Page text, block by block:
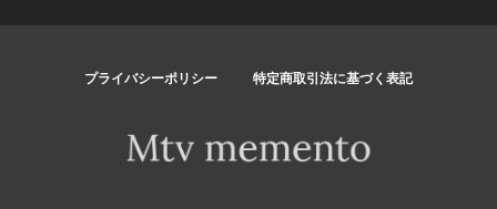
プライバシーポリシー 特定商取引法に基づく表記